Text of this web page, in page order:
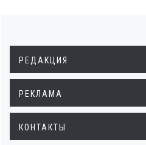
РЕДАКЦИЯ
РЕКЛАМА
КОНТАКТЫ